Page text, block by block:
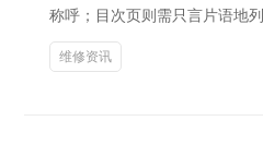
称呼；目次页则需只言片语地
维修资讯